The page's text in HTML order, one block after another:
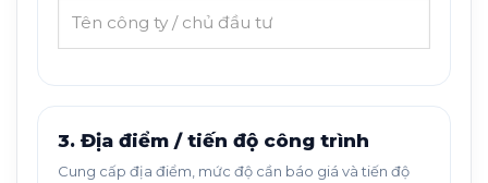
3. Địa điểm / tiến độ công trình
Cung cấp địa điểm, mức độ cần báo giá và tiến độ